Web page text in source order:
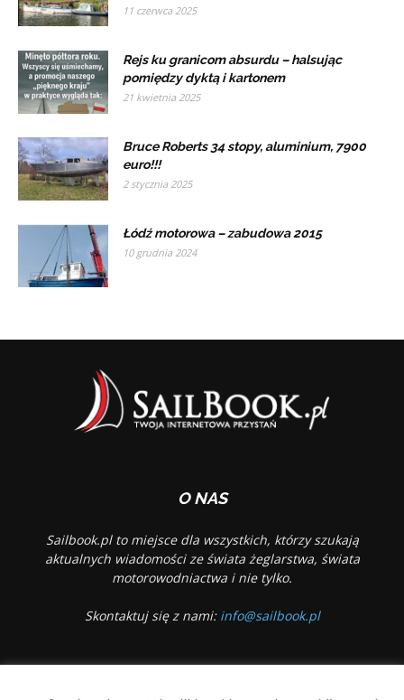
11 czerwca 2025
Rejs ku granicom absurdu – halsując
pomiędzy dyktą i kartonem
21 kwietnia 2025
Bruce Roberts 34 stopy, aluminium, 7900
euro!!!
2 stycznia 2025
Łódź motorowa – zabudowa 2015
10 grudnia 2024
O NAS
Sailbook.pl to miejsce dla wszystkich, którzy szukają
aktualnych wiadomości ze świata żeglarstwa, świata
motorowodniactwa i nie tylko.
Skontaktuj się z nami: info@sailbook.pl